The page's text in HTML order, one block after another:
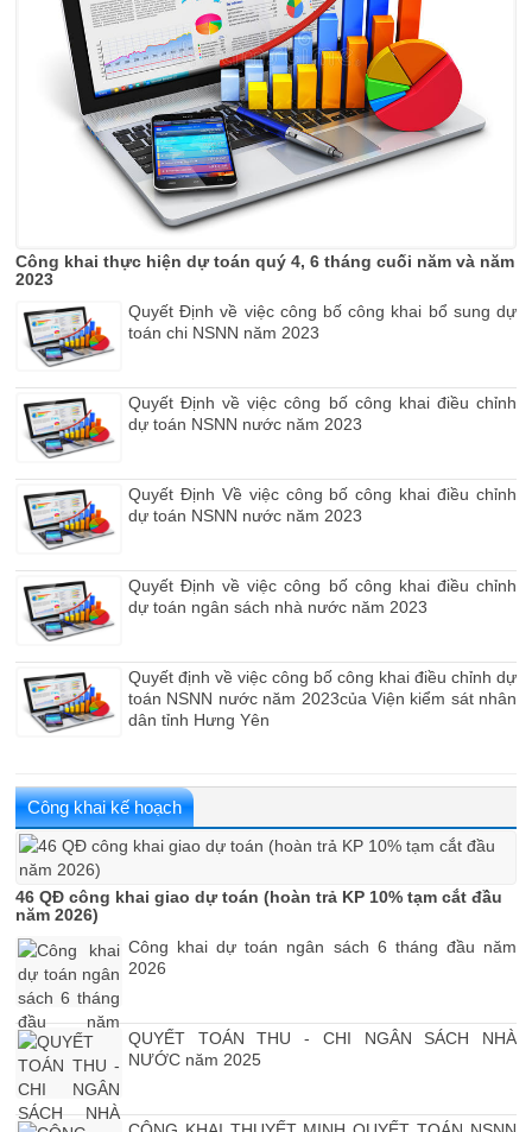
Công khai thực hiện dự toán quý 4, 6 tháng cuối năm và năm
2023
Quyết Định về việc công bố công khai bổ sung dự
toán chi NSNN năm 2023
Quyết Định về việc công bố công khai điều chỉnh
dự toán NSNN nước năm 2023
Quyết Định Về việc công bố công khai điều chỉnh
dự toán NSNN nước năm 2023
Quyết Định về việc công bố công khai điều chỉnh
dự toán ngân sách nhà nước năm 2023
Quyết định về việc công bố công khai điều chỉnh dự
toán NSNN nước năm 2023của Viện kiểm sát nhân
dân tỉnh Hưng Yên
Công khai kế hoạch
46 QĐ công khai giao dự toán (hoàn trả KP 10% tạm cắt đầu
năm 2026)
Công khai dự toán ngân sách 6 tháng đầu năm
2026
QUYẾT TOÁN THU - CHI NGÂN SÁCH NHÀ
NƯỚC năm 2025